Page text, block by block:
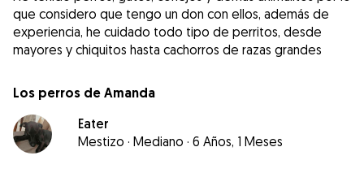
que considero que tengo un don con ellos, además de
experiencia, he cuidado todo tipo de perritos, desde
mayores y chiquitos hasta cachorros de razas grandes
Los perros de Amanda
Eater
Mestizo · Mediano · 6 Años, 1 Meses